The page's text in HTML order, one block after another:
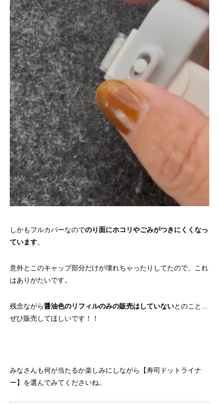
しかもフルカバーなのでのり面にホコリやごみがつきにくくなっ
ています。
意外とこのキャップ部分だけが壊れちゃったりしてたので、これ
はありがたいです。
残念ながら醤油色のリフィルのみの販売はしていないとのこと…
ぜひ販売してほしいです！！
みなさんも何が当たるか楽しみにしながら【寿司ドットライナ
ー】を選んでみてくださいね。